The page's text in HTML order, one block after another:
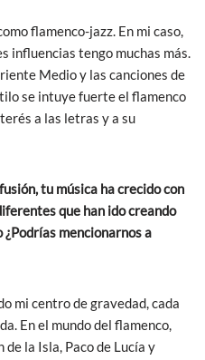
flamenco-jazz. En mi caso,
influencias tengo muchas más.
Medio y las canciones de
se intuye fuerte el flamenco
a las letras y a su
tu música ha crecido con
que han ido creando
mencionarnos a
mi centro de gravedad, cada
En el mundo del flamenco,
la Isla, Paco de Lucía y